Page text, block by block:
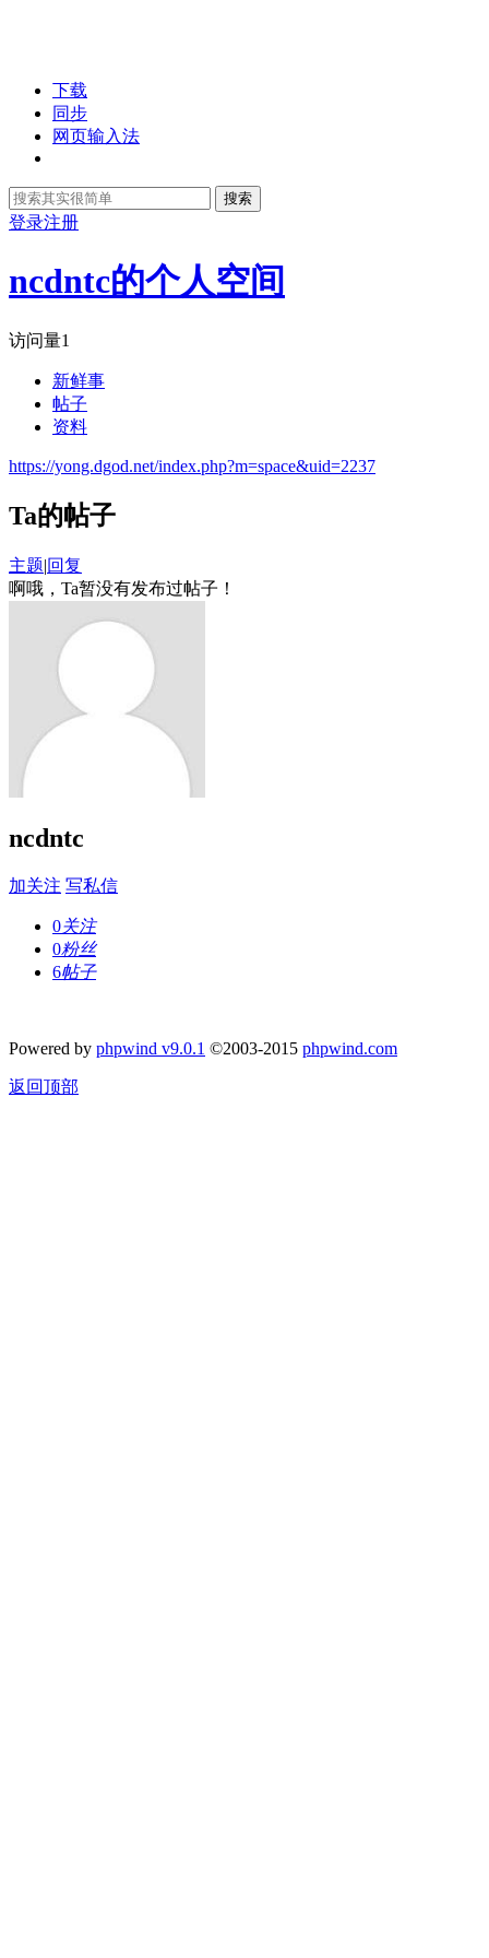
下载
同步
网页输入法
搜索
登录注册
ncdntc的个人空间
访问量1
新鲜事
帖子
资料
https://yong.dgod.net/index.php?m=space&uid=2237
Ta的帖子
主题|回复
啊哦，Ta暂没有发布过帖子！
ncdntc
加关注 写私信
0关注
0粉丝
6帖子
Powered by phpwind v9.0.1 ©2003-2015 phpwind.com
返回顶部